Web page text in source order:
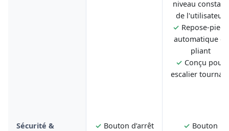
niveau constant
de l'utilisateur
✓ Repose-pieds
automatique et
pliant
✓ Conçu pour
escalier
Sécurité &
✓ Bouton d’arrêt
✓ Bouton